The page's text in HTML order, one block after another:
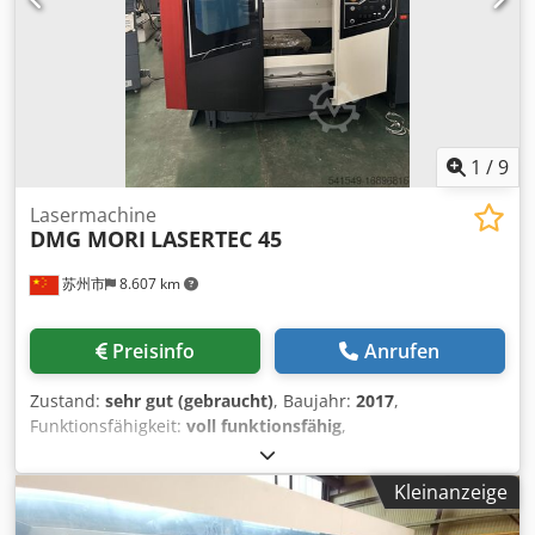
Querschlitten:200 mm , Gesamtgewicht:865 kg
Spindelaufnahme: MK 3, Leistung des Spindelmotors:
, Ausstattung:Dokumentation/Handbuch,
Drehzahl stufenlos einstellbar, Typenschild vorhanden
EMCO EMCOMAT-20 D Universaldrehmaschine in einem
sehr guten Zustand mit Werkzeugschrank und div.
Schnellwechselhaltern, Spannzangen und 3 Stk. RÖHM-
Backenfuttern. Hersteller: EMCO Modell: EMCOMAT-20 D
Baujahr: 2010 Zustand: sehr gut, voll funktionsfähig
Lagerort: Graz (Österreich) Highlights auf einen Blick: -
Stufenlose Drehzahlregelung bis 3000 U/min - Robustes,
geschliffene Führungen & Zahnräder - Elektromechanische
Spindelbremse - Sehr stabile Bauweise – 865 kg
elektrische Endschalter - Mit moderner 3-Achsen-
Digitalanzeige Technische Daten: - Spitzenweite: 1000 mm
- Spitzenhöhe: 200 mm - Drehdurchmesser: 400 mm -
Spindelbohrung: 50 mm - Drehzahl: 40 bis 3000 U/min
Chjdjyxvqvjpfx Abpja - Spindelanschluss: DIN 55029 Größe
1 /9
苏州市 8.607 km
Lasermachine
DMG MORI LASERTEC 45
Preisinfo Anrufen
Zustand: sehr gut (gebraucht), Baujahr: 2017,
Funktionsfähigkeit: voll funktionsfähig,
Maschinen-/Fahrzeugnummer:
Modell: Lasertec 45 BJ. 2017 three-axis travel:
700*420*485mm Footage: 1750*1820*870mm Maximum
workpiece diameter: 320mm Maximum workpiece height:
Kleinanzeige